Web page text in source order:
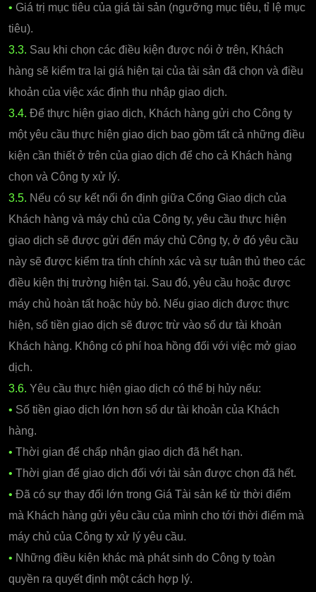
• Giá trị mục tiêu của giá tài sản (ngưỡng mục tiêu, tỉ lệ mục
tiêu).
3.3. Sau khi chọn các điều kiện được nói ở trên, Khách
hàng sẽ kiểm tra lại giá hiện tại của tài sản đã chọn và điều
khoản của việc xác định thu nhập giao dịch.
3.4. Để thực hiện giao dịch, Khách hàng gửi cho Công ty
một yêu cầu thực hiện giao dịch bao gồm tất cả những điều
kiện cần thiết ở trên của giao dịch để cho cả Khách hàng
chọn và Công ty xử lý.
3.5. Nếu có sự kết nối ổn định giữa Cổng Giao dịch của
Khách hàng và máy chủ của Công ty, yêu cầu thực hiện
giao dịch sẽ được gửi đến máy chủ Công ty, ở đó yêu cầu
này sẽ được kiểm tra tính chính xác và sự tuân thủ theo các
điều kiện thị trường hiện tại. Sau đó, yêu cầu hoặc được
máy chủ hoàn tất hoặc hủy bỏ. Nếu giao dịch được thực
hiện, số tiền giao dịch sẽ được trừ vào số dư tài khoản
Khách hàng. Không có phí hoa hồng đối với việc mở giao
dịch.
3.6. Yêu cầu thực hiện giao dịch có thể bị hủy nếu:
• Số tiền giao dịch lớn hơn số dư tài khoản của Khách
hàng.
• Thời gian để chấp nhận giao dịch đã hết hạn.
• Thời gian để giao dịch đối với tài sản được chọn đã hết.
• Đã có sự thay đổi lớn trong Giá Tài sản kể từ thời điểm
mà Khách hàng gửi yêu cầu của mình cho tới thời điểm mà
máy chủ của Công ty xử lý yêu cầu.
• Những điều kiện khác mà phát sinh do Công ty toàn
quyền ra quyết định một cách hợp lý.